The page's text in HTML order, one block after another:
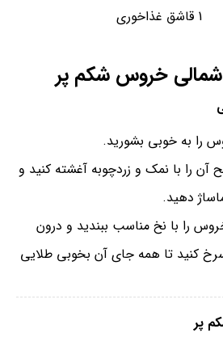
خروس شکم پر
آن را با نمک و زردچوبه آغشته کنید و
دهید.
را با نخ مناسب ببندید و درون
کنید تا همه جای آن بخوبی طلایی
پر